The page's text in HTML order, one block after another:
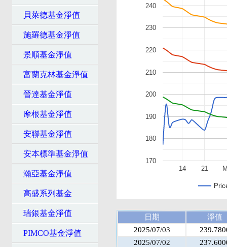
貝萊德基金淨值
施羅德基金淨值
景順基金淨值
富蘭克林基金淨值
晉達基金淨值
摩根基金淨值
安聯基金淨值
安本標準基金淨值
瀚亞基金淨值
高盛系列基金
瑞銀基金淨值
PIMCO基金淨值
14 21
170
180
190
200
210
220
230
240
日期
淨值
2025/07/03
2025/07/02